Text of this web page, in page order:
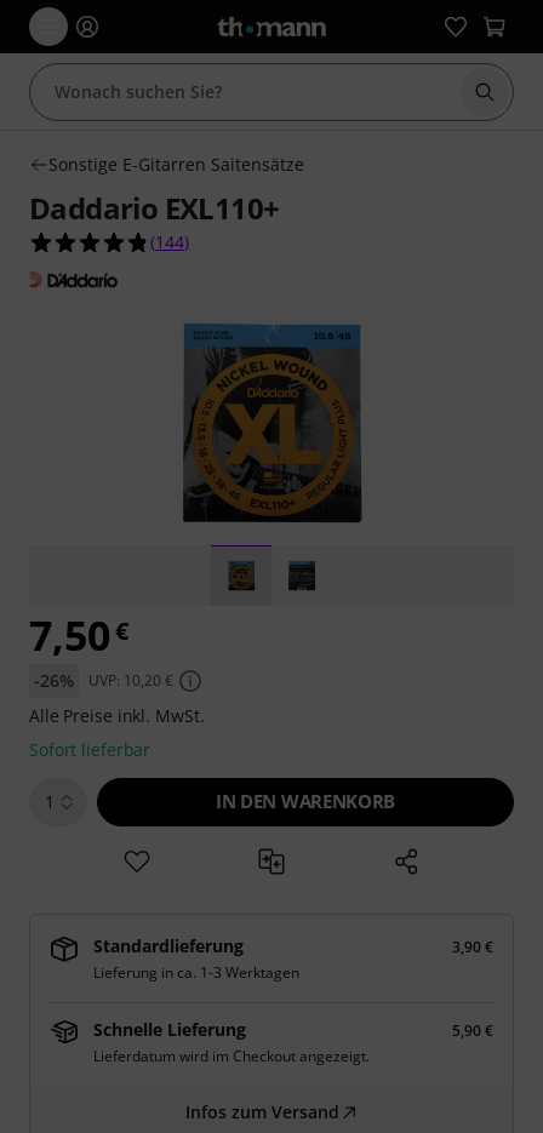
Suche
Sonstige E-Gitarren Saitensätze
Daddario EXL110+
4.8 von 5 Sternen aus 144 Kundenbewertungen
(144)
7,50€
-26% UVP: 10,20 €
Alle Preise inkl. MwSt.
Sofort lieferbar
1 IN DEN WARENKORB
Standardlieferung
3,90 €
Lieferung in ca. 1-3 Werktagen
Schnelle Lieferung
5,90 €
Lieferdatum wird im Checkout angezeigt.
Infos zum Versand